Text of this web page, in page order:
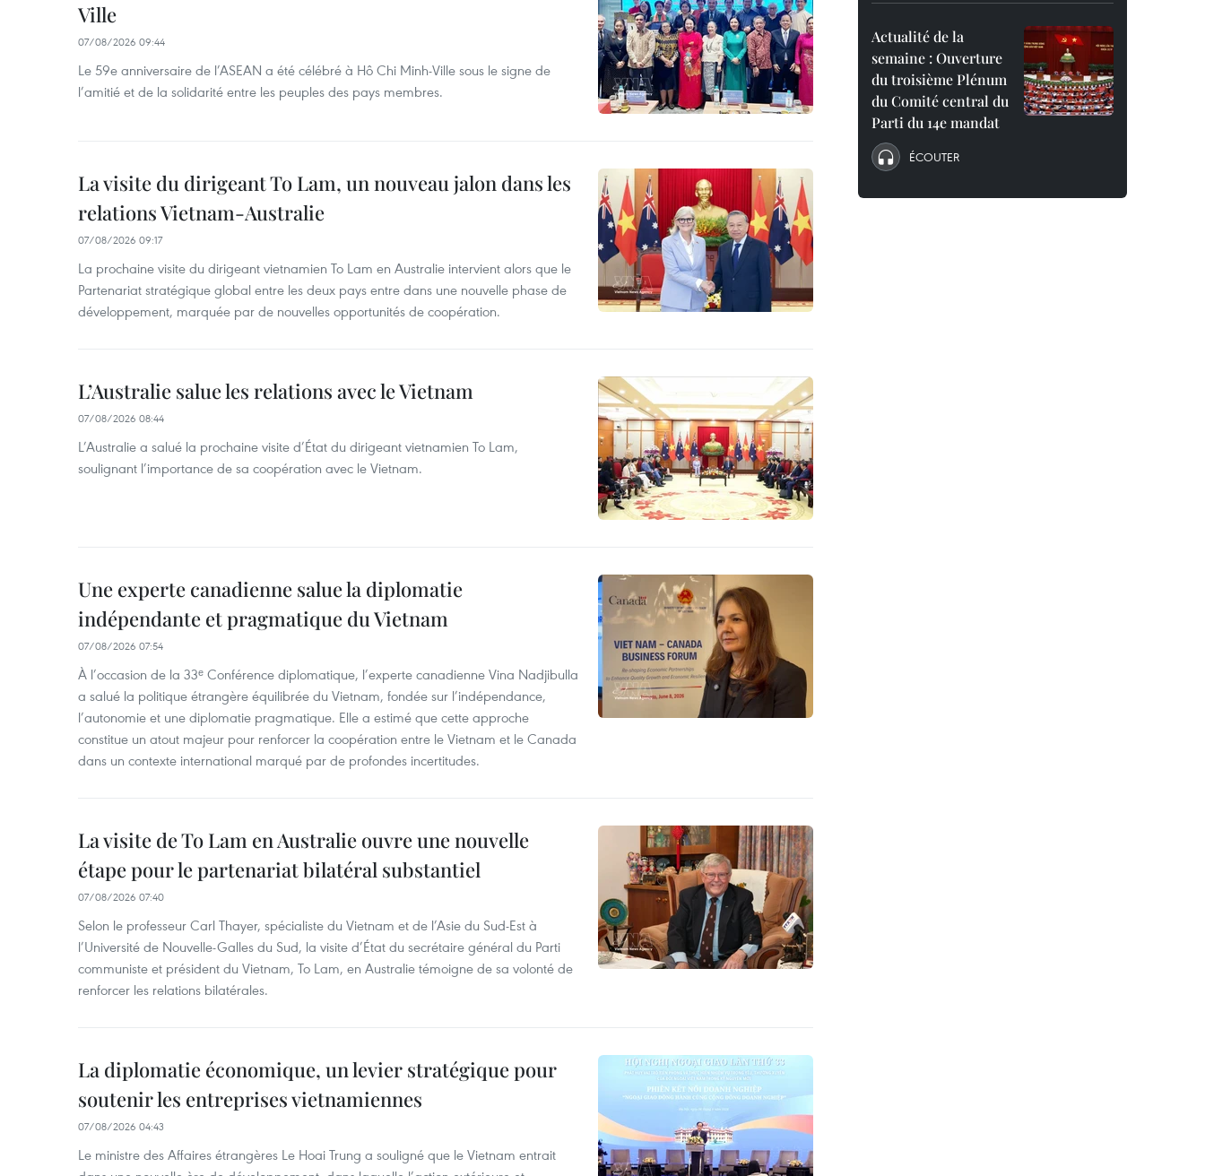
Ville
07/08/2026 09:44
Le 59e anniversaire de l’ASEAN a été célébré à Hô Chi Minh-Ville sous le signe de
l’amitié et de la solidarité entre les peuples des pays membres.
La visite du dirigeant To Lam, un nouveau jalon dans les
relations Vietnam-Australie
07/08/2026 09:17
La prochaine visite du dirigeant vietnamien To Lam en Australie intervient alors que le
Partenariat stratégique global entre les deux pays entre dans une nouvelle phase de
développement, marquée par de nouvelles opportunités de coopération.
L’Australie salue les relations avec le Vietnam
07/08/2026 08:44
L’Australie a salué la prochaine visite d’État du dirigeant vietnamien To Lam,
soulignant l’importance de sa coopération avec le Vietnam.
Une experte canadienne salue la diplomatie
indépendante et pragmatique du Vietnam
07/08/2026 07:54
À l’occasion de la 33ᵉ Conférence diplomatique, l’experte canadienne Vina Nadjibulla
a salué la politique étrangère équilibrée du Vietnam, fondée sur l’indépendance,
l’autonomie et une diplomatie pragmatique. Elle a estimé que cette approche
constitue un atout majeur pour renforcer la coopération entre le Vietnam et le Canada
dans un contexte international marqué par de profondes incertitudes.
La visite de To Lam en Australie ouvre une nouvelle
étape pour le partenariat bilatéral substantiel
07/08/2026 07:40
Selon le professeur Carl Thayer, spécialiste du Vietnam et de l’Asie du Sud-Est à
l’Université de Nouvelle-Galles du Sud, la visite d’État du secrétaire général du Parti
communiste et président du Vietnam, To Lam, en Australie témoigne de sa volonté de
renforcer les relations bilatérales.
La diplomatie économique, un levier stratégique pour
soutenir les entreprises vietnamiennes
07/08/2026 04:43
Le ministre des Affaires étrangères Le Hoai Trung a souligné que le Vietnam entrait
Actualité de la
semaine : Ouverture
du troisième Plénum
du Comité central du
Parti du 14e mandat
ÉCOUTER